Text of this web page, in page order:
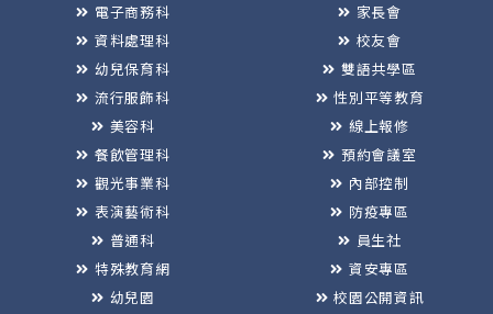
電子商務科
資料處理科
幼兒保育科
流行服飾科
美容科
餐飲管理科
觀光事業科
表演藝術科
普通科
特殊教育網
幼兒園
家長會
校友會
雙語共學區
性別平等教育
線上報修
預約會議室
內部控制
防疫專區
員生社
資安專區
校園公開資訊